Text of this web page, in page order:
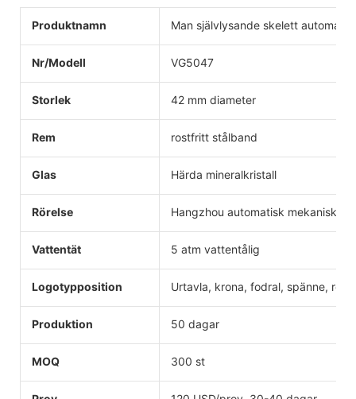
Produktnamn Man självlysande skelett
Nr/Modell VG5047
Storlek 42 mm diameter
Rem rostfritt stålband
Glas Härda mineralkristall
Rörelse Hangzhou automatisk mekanisk
Vattentät 5 atm vattentålig
Logotypposition Urtavla, krona, fodral, spänne, rem
Produktion 50 dagar
MOQ 300 st